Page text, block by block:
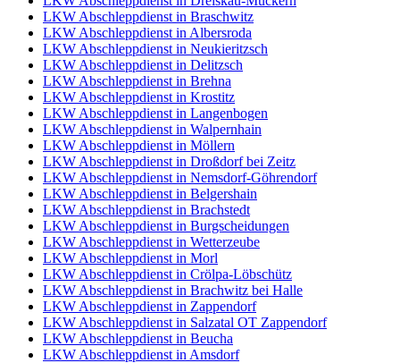
LKW Abschleppdienst in Braschwitz
LKW Abschleppdienst in Albersroda
LKW Abschleppdienst in Neukieritzsch
LKW Abschleppdienst in Delitzsch
LKW Abschleppdienst in Brehna
LKW Abschleppdienst in Krostitz
LKW Abschleppdienst in Langenbogen
LKW Abschleppdienst in Walpernhain
LKW Abschleppdienst in Möllern
LKW Abschleppdienst in Droßdorf bei Zeitz
LKW Abschleppdienst in Nemsdorf-Göhrendorf
LKW Abschleppdienst in Belgershain
LKW Abschleppdienst in Brachstedt
LKW Abschleppdienst in Burgscheidungen
LKW Abschleppdienst in Wetterzeube
LKW Abschleppdienst in Morl
LKW Abschleppdienst in Crölpa-Löbschütz
LKW Abschleppdienst in Brachwitz bei Halle
LKW Abschleppdienst in Zappendorf
LKW Abschleppdienst in Salzatal OT Zappendorf
LKW Abschleppdienst in Beucha
LKW Abschleppdienst in Amsdorf